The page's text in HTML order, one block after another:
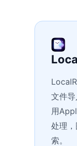
文件
用
处理
索。